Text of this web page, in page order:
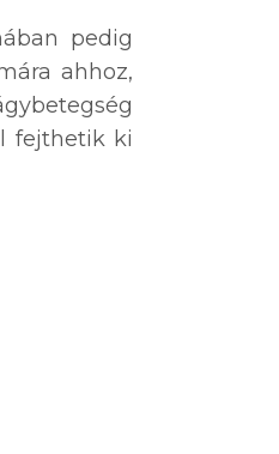
pedig
ahhoz,
fejthetik ki